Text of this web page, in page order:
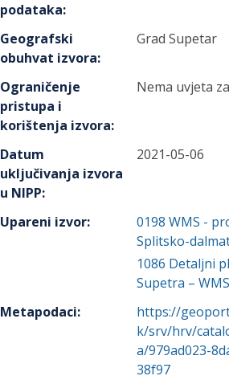
podataka:
Geografski
obuhvat izvora:
Grad Supetar
Ograničenje
pristupa i
korištenja izvora:
Nema uvjeta
Datum
uključivanja izvora
u NIPP:
2021-05-06
Upareni izvor: 0198 WMS -
Splitsko-
1086 Detaljni
Supetra – WMS
Metapodaci:
https://
k/srv/hrv/
a/979ad023-
38f97